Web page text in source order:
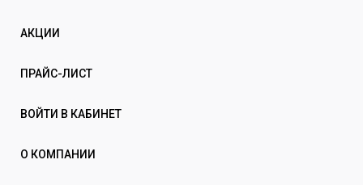
АКЦИИ
ПРАЙС-ЛИСТ
ВОЙТИ В КАБИНЕТ
О КОМПАНИИ